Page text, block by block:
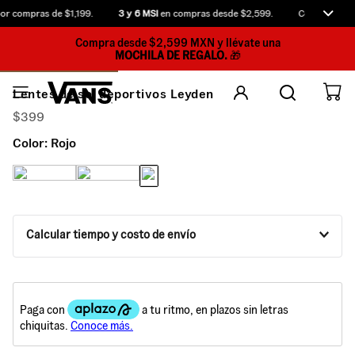
compras de $1,199. 3 y 6 MSIen compras desde $2,599. Compra
Compra desde $2,599 MXN y llévate una
MOCHILA DE REGALO.🎁
Lentes de sol deportivos Leyden
$399
Color: Rojo
Calcular tiempo y costo de envío